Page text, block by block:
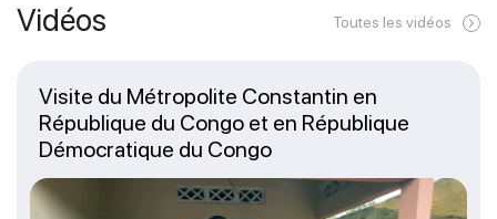
Vidéos Toutes les vidéos
Visite du Métropolite Constantin en
République du Congo et en République
Démocratique du Congo